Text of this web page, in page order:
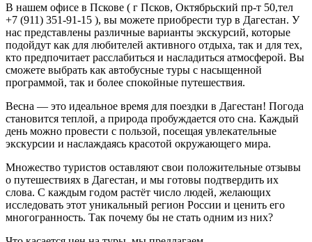
В нашем офисе в Пскове ( г Псков, Октябрьский пр-т 50,тел
+7 (911) 351-91-15 ), вы можете приобрести тур в Дагестан. У
нас представлены различные варианты экскурсий, которые
подойдут как для любителей активного отдыха, так и для тех,
кто предпочитает расслабиться и насладиться атмосферой. Вы
сможете выбрать как автобусные туры с насыщенной
программой, так и более спокойные путешествия.
Весна — это идеальное время для поездки в Дагестан! Погода
становится теплой, а природа пробуждается ото сна. Каждый
день можно провести с пользой, посещая увлекательные
экскурсии и наслаждаясь красотой окружающего мира.
Множество туристов оставляют свои положительные отзывы
о путешествиях в Дагестан, и мы готовы подтвердить их
слова. С каждым годом растёт число людей, желающих
исследовать этот уникальный регион России и ценить его
многогранность. Так почему бы не стать одним из них?